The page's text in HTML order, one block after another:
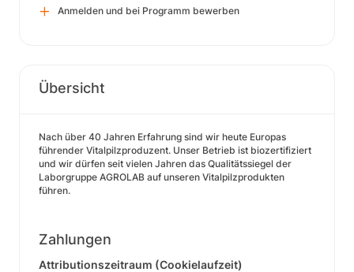
Anmelden und bei Programm bewerben
Übersicht
Nach über 40 Jahren Erfahrung sind wir heute Europas
führender Vitalpilzproduzent. Unser Betrieb ist biozertifiziert
und wir dürfen seit vielen Jahren das Qualitätssiegel der
Laborgruppe AGROLAB auf unseren Vitalpilzprodukten
führen.
Zahlungen
Attributionszeitraum (Cookielaufzeit)